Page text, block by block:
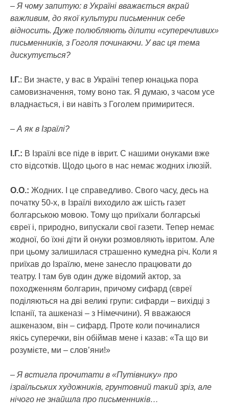
– Я чому запитую: в Україні вважається вкрай
важливим, до якої культури письменник себе
відносить. Дуже полюбляють ділити «суперечливих»
письменників, з Гоголя починаючи. У вас ця тема
дискутується?
І.Г.: Ви знаєте, у вас в Україні тепер юнацька пора
самовизначення, тому воно так. Я думаю, з часом усе
владнається, і ви навіть з Гоголем примиритеся.
– А як в Ізраїлі?
І.Г.: В Ізраїлі все піде в іврит. С нашими онуками вже
сто відсотків. Щодо цього в нас немає жодних ілюзій.
О.О.: Жодних. І це справедливо. Свого часу, десь на
початку 50-х, в Ізраїлі виходило аж шість газет
болгарською мовою. Тому що приїхали болгарські
євреї і, природно, випускали свої газети. Тепер немає
жодної, бо їхні діти й онуки розмовляють івритом. Але
при цьому залишилася страшенно кумедна річ. Коли я
приїхав до Ізраїлю, мене занесло працювати до
театру. І там був один дуже відомий актор, за
походженням болгарин, причому сифард (євреї
поділяються на дві великі групи: сифарди – вихідці з
Іспанії, та ашкеназі – з Німеччини). Я вважаюся
ашкеназом, він – сифард. Проте коли починалися
якісь суперечки, він обіймав мене і казав: «Та що ви
розумієте, ми – слов’яни!»
– Я встигла прочитати в «Путівнику» про
ізраїльських художників, грунтовний такий зріз, але
нічого не знайшла про письменників…